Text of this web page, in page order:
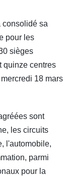
consolidé sa
pour les
sièges
quinze centres
18 mars
sont
les circuits
l'automobile,
parmi
pour la